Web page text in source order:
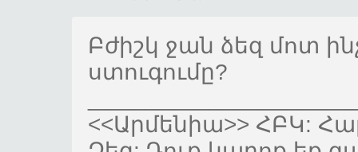
Բժիշկ ջան ձեզ մոտ
ստուգումը?
<<Արմենիա>> ՀԲԿ: